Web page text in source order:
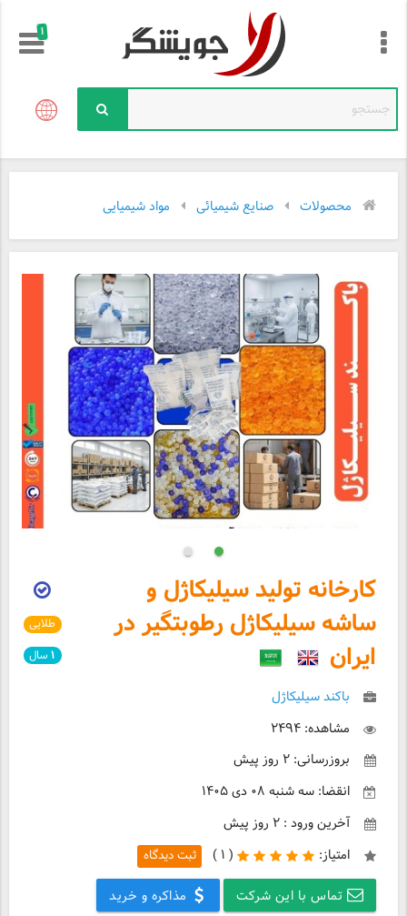
!
محصولات صنایع شیمیائی مواد شیمیایی
کارخانه‌ تولید سیلیکاژل و
ساشه‌ سیلیکاژل رطوبتگیر در
ایران
باکند سیلیکاژل
مشاهده: ۲۴۹۴
بروزرسانی: ۲ روز پیش
انقضا: سه شنبه ۰۸ دی ۱۴۰۵
آخرین ورود : ۲ روز پیش
امتیاز:
( ۱ ) ثبت دیدگاه
تماس با این شرکت مذاکره و خرید
طلایی
۱ سال